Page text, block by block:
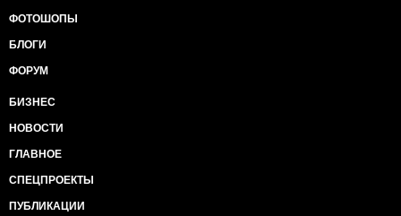
ФОТОШОПЫ
БЛОГИ
ФОРУМ
БИЗНЕС
НОВОСТИ
ГЛАВНОЕ
СПЕЦПРОЕКТЫ
ПУБЛИКАЦИИ